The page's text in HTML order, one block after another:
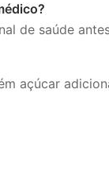
de saúde
açúcar